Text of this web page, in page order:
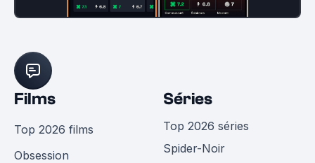
Films
Top 2026 films
Obsession
Séries
Top 2026 séries
Spider-Noir